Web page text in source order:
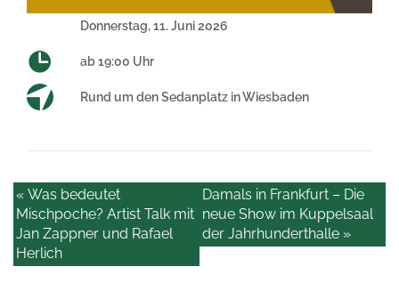
Donnerstag, 11. Juni 2026
ab 19:00 Uhr
Rund um den Sedanplatz in Wiesbaden
Damals in Frankfurt – Die
neue Show im Kuppelsaal
der Jahrhunderthalle »
« Was bedeutet
Mischpoche? Artist Talk mit
Jan Zappner und Rafael
Herlich